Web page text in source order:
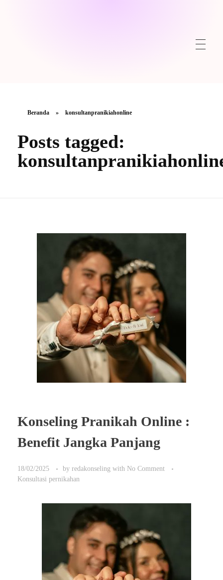
Beranda » konsultanpranikiahonline
Posts tagged:
Konseling Pranikah Online :
Benefit Jangka Panjang
18/02/2025 by redakonseling with No Comment
Konsultasi pernikahan